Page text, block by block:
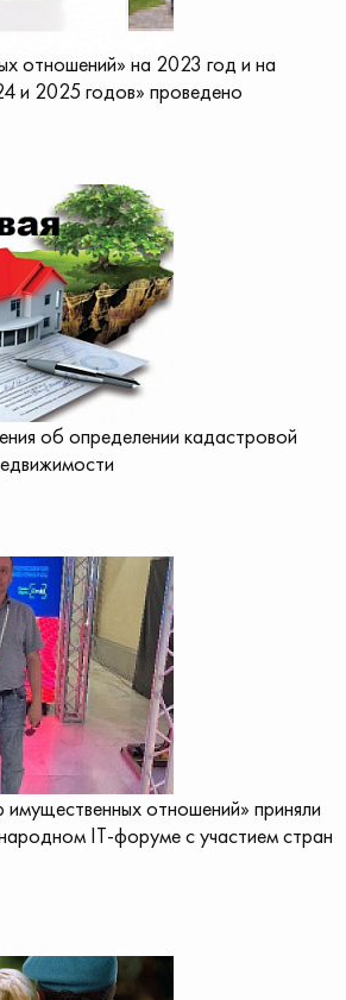
отношений» на 2023 год и на
и 2025 годов» проведено
об определении кадастровой
отношений» приняли
IT-форуме с участием стран